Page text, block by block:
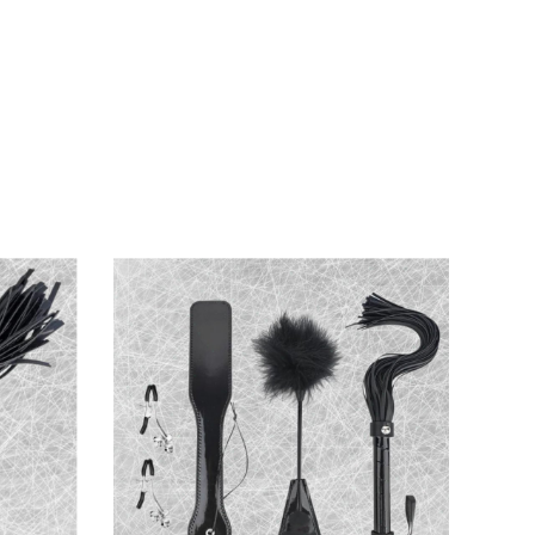
với vẻ đẹp hình học hiện đại. Từ khóa
và yêu thích hơn. Sản phẩm nâng tầm
Dây xích rose gold vừa chất lượng vừa
đáng đồng tiền!”
sang trọng mỗi lần dùng!” ❤️